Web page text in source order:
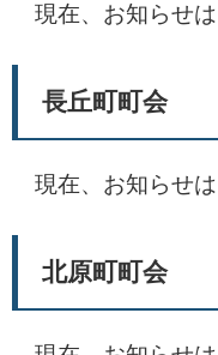
現在、お知らせは
長丘町町会
現在、お知らせは
北原町町会